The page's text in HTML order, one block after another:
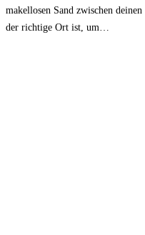
makellosen Sand zwischen
der richtige Ort ist, um…